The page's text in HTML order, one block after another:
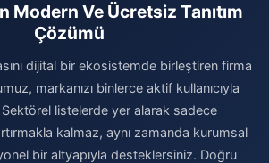
Modern Ve Ücretsiz Tanıtım
Çözümü
dijital bir ekosistemde birleştiren firma
markanızı binlerce aktif kullanıcıyla
listelerde yer alarak sadece
kalmaz, aynı zamanda kurumsal
bir altyapıyla desteklersiniz. Doğru